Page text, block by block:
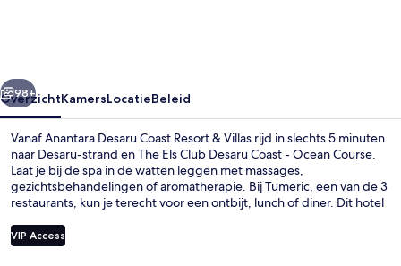
Volgende
98+
OverzichtKamersLocatieBeleid
Vanaf Anantara Desaru Coast Resort & Villas rijd in slechts 5 minuten
naar Desaru-strand en The Els Club Desaru Coast - Ocean Course.
Laat je bij de spa in de watten leggen met massages,
gezichtsbehandelingen of aromatherapie. Bij Tumeric, een van de 3
restaurants, kun je terecht voor een ontbijt, lunch of diner. Dit hotel
waterpark en een bar aan het zwembad.
VIP Access